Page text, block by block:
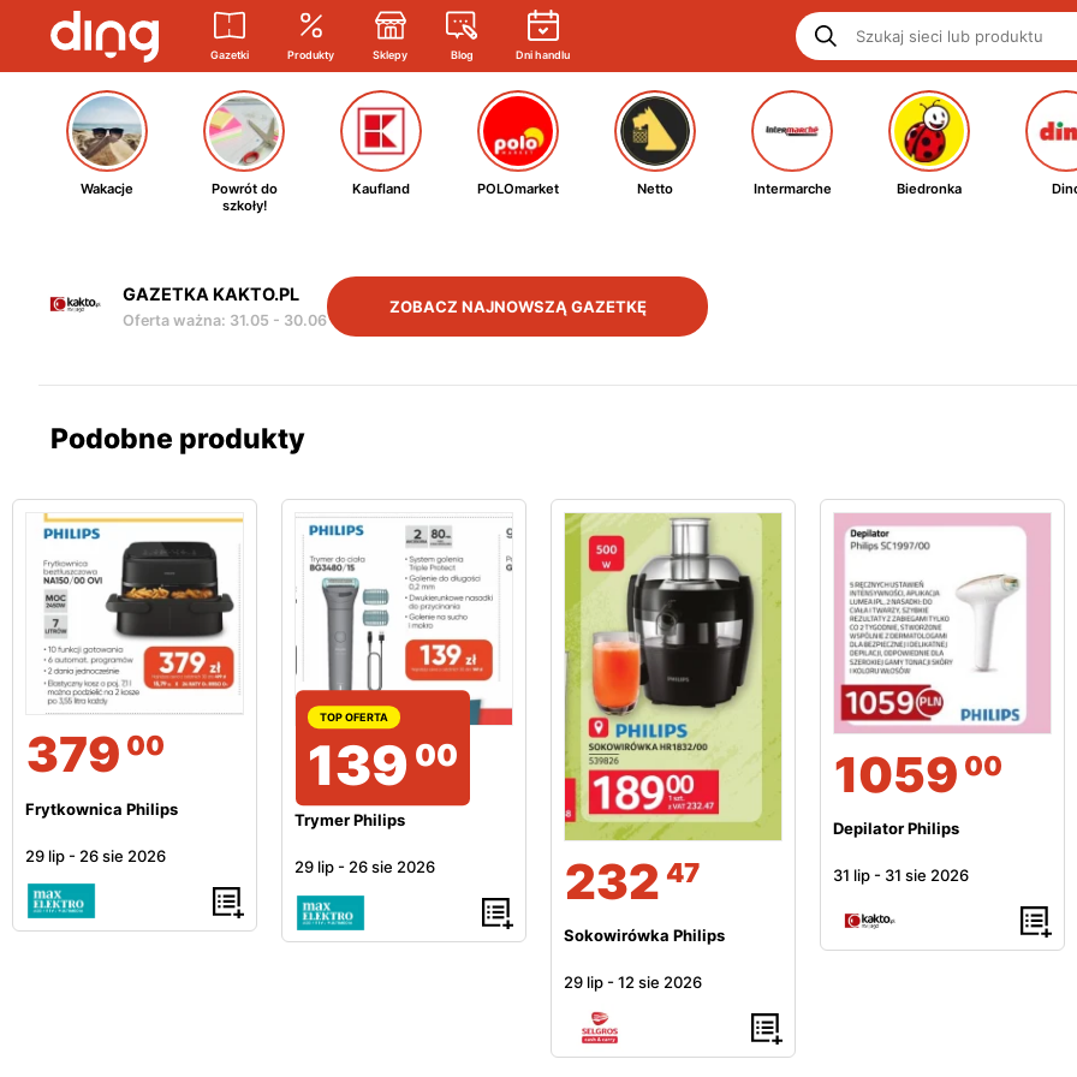
Gazetki Produkty Sklepy Blog Dni handlu
Wakacje
Powrót do
szkoły!
Kaufland POLOmarket Netto Intermarche Biedronka
GAZETKA KAKTO.PL
Oferta ważna: 31.05 - 30.06
ZOBACZ NAJNOWSZĄ GAZETKĘ
Włącz powiadomienia o ulubionych produktach:
KAKTO.PL Elektronika
Prostownica
Prostownica Philips
Podobne produkty
379 00
Frytkownica Philips
29 lip - 26 sie 2026
TOP OFERTA
139 00
Trymer Philips
29 lip - 26 sie 2026 232 47
Sokowirówka Philips
29 lip -12 sie 2026
1059 00
Depilator Philips
31 lip - 31 sie 2026